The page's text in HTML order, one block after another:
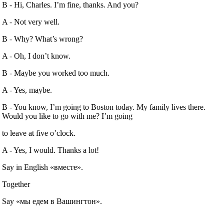
B ‐ Hi, Charles. I’m fine, thanks. And you?
A ‐ Not very well.
B ‐ Why? What’s wrong?
A ‐ Oh, I don’t know.
B ‐ Maybe you worked too much.
A ‐ Yes, maybe.
B ‐ You know, I’m going to Boston today. My family lives there.
Would you like to go with me? I’m going
to leave at five o’clock.
A ‐ Yes, I would. Thanks a lot!
Say in English «вместе».
Together
Say «мы едем в Вашингтон».